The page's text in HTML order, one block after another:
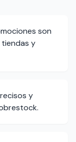
son
y
y